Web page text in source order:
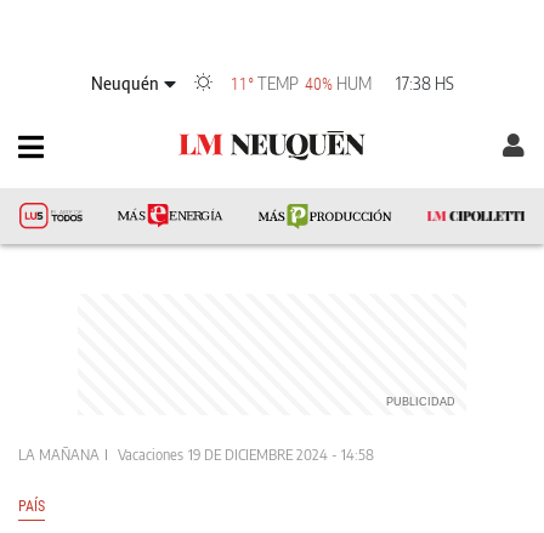
Neuquén 11° TEMP 40% HUM 17:38 HS
LA MAÑANA Vacaciones 19 DE DICIEMBRE 2024 - 14:58
PAÍS